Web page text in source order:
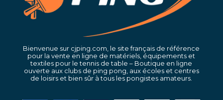
Bienvenue sur cjping.com, le site français de référence
pour la vente en ligne de matériels, équipements et
textiles pour le tennis de table – Boutique en ligne
ouverte aux clubs de ping pong, aux écoles et centres
de loisirs et bien sûr à tous les pongistes amateurs.